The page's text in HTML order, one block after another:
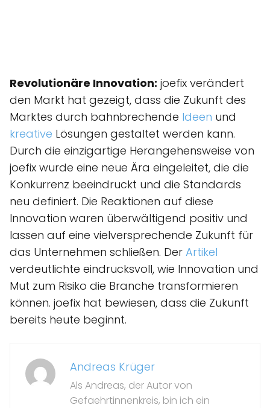
Revolutionäre Innovation: joefix verändert
den Markt hat gezeigt, dass die Zukunft des
Marktes durch bahnbrechende Ideen und
kreative Lösungen gestaltet werden kann.
Durch die einzigartige Herangehensweise von
joefix wurde eine neue Ära eingeleitet, die die
Konkurrenz beeindruckt und die Standards
neu definiert. Die Reaktionen auf diese
Innovation waren überwältigend positiv und
lassen auf eine vielversprechende Zukunft für
das Unternehmen schließen. Der Artikel
verdeutlichte eindrucksvoll, wie Innovation und
Mut zum Risiko die Branche transformieren
können. joefix hat bewiesen, dass die Zukunft
bereits heute beginnt.
Andreas Krüger
Als Andreas, der Autor von
Gefaehrtinnenkreis, bin ich ein